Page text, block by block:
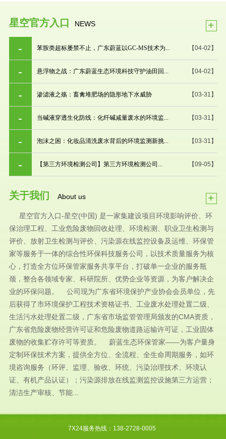
星空官方入口 NEWS +
【04-02】
苯胺类超标屡禁不止，广东蔚蓝以GC-MS技术为...
【04-02】
悬浮物之战：广东蔚蓝生态环境科技守护油田回...
【03-31】
渗滤液之殇：畜禽堆肥场的隐形地下水威胁
【03-31】
当碱液穿透生化防线：化纤碱减量废水的环境监...
【03-31】
泡沫之困：化妆品清洗废水背后的环境监测新挑...
【09-05】
【第三方环境检测公司】第三方环境检测公司...
关于我们 About us +
星空官方入口-星空(中国) 是一家集建设项目环境影响评价、环
保治理工程、工业危险废物回收处理、环境检测、职业卫生检测与
评价、放射卫生检测与评价、污染源在线监控设备及运维、环保管
家等服务于一体的综合性环保科技服务公司，以技术质量服务为核
心，打造全方位环保管家服务共享平台，打破单一企业的服务瓶
颈，整合各领域专家、科研院所、优势企业等资源，为客户解决企
业的环保问题。 公司现为广东省环境保护产业协会会员单位，先
后获得了市环境保护工程技术资格证书、工业废水处理处置二级、
生活污水处理处置二级，广东省市场监管管理局颁发的CMA资质，
广东省危险废物经营许可证和危险废物道路运输许可证，工业固体
废物的收集贮存许可等资质。 蔚蓝生态环保管家——为客户量身
定制环保技术方案，提供全方位、全流程、全生命周期服务，如环
境咨询服务（环评、监理、验收、环统、污染治理技术、环境认
证、有机产品认证）；污染源排放在线监测监控设施第三方运营；
清洁生产审核、节能...
7X24服务热线：138-2728-0005